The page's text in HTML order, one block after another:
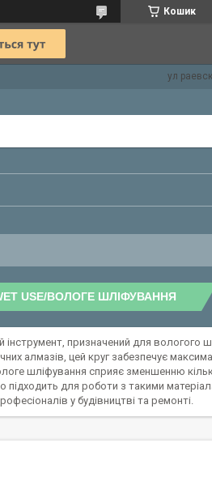
Кошик
ул
USE/ВОЛОГЕ ШЛІФУВАННЯ
призначений для вологого
алмазів, цей круг забезпечує
шліфування сприяє зменшенню
для роботи з такими
у будівництві та ремонті.